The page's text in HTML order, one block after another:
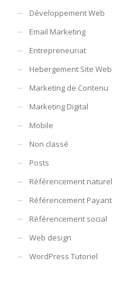
Développement Web
Email Marketing
Entrepreneuriat
Hebergement Site Web
Marketing de Contenu
Marketing Digital
Mobile
Non classé
Posts
Référencement naturel
Référencement Payant
Référencement social
Web design
WordPress Tutoriel